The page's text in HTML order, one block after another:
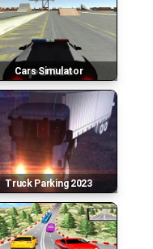
Cars Simulator
Truck Parking 2023